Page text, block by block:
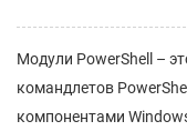
Модули PowerShell –
командлетов
компонентами